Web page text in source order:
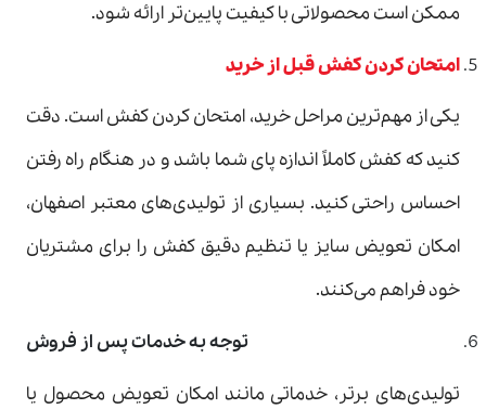
ممکن است محصولاتی با کیفیت پایین‌تر ارائه شود.
امتحان کردن کفش قبل از خرید
یکی از مهم‌ترین مراحل خرید، امتحان کردن کفش است. دقت
کنید که کفش کاملاً اندازه پای شما باشد و در هنگام راه رفتن
احساس راحتی کنید. بسیاری از تولیدی‌های معتبر اصفهان،
امکان تعویض سایز یا تنظیم دقیق کفش را برای مشتریان
خود فراهم می‌کنند.
توجه به خدمات پس از فروش
تولیدی‌های برتر، خدماتی مانند امکان تعویض محصول یا